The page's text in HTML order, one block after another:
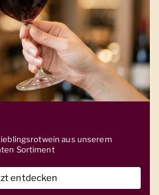
aus unserem
Sortiment
entdecken